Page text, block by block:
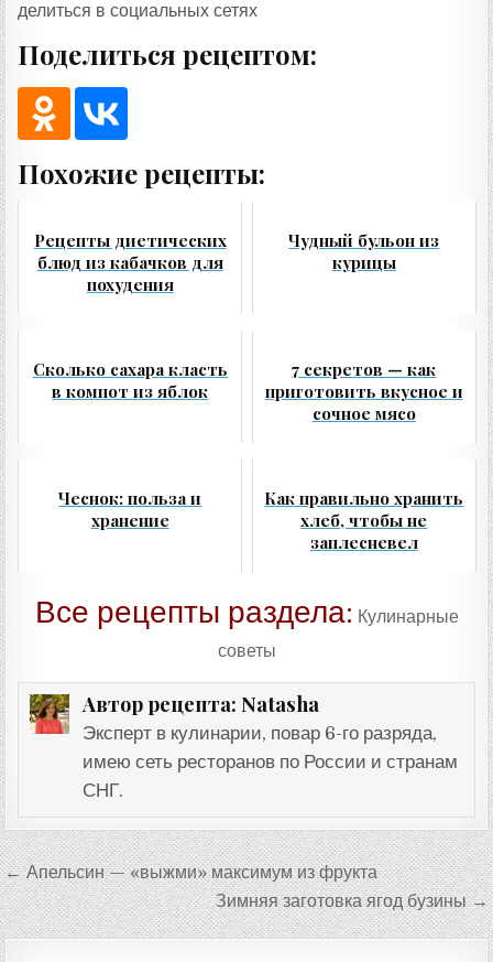
делиться в социальных сетях
Поделиться рецептом:
Похожие рецепты:
Рецепты диетических
блюд из кабачков для
похудения
Чудный бульон из
курицы
Сколько сахара класть
в компот из яблок
7 секретов — как
приготовить вкусное и
сочное мясо
Чеснок: польза и
хранение
Как правильно хранить
хлеб, чтобы не
заплесневел
Все рецепты раздела: Кулинарные
советы
Автор рецепта: Natasha
Эксперт в кулинарии, повар 6-го разряда,
имею сеть ресторанов по России и странам
СНГ.
Навигация
по
записям
← Апельсин — «выжми» максимум из фрукта
Зимняя заготовка ягод бузины →